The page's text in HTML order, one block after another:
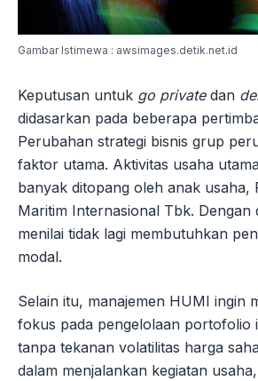
Gambar Istimewa : awsimages.detik.net.id
Keputusan untuk go privatedan
didasarkan pada beberapa
Perubahan strategi bisnis grup
faktor utama. Aktivitas usaha
banyak ditopang oleh anak usaha,
Maritim Internasional Tbk. Dengan
menilai tidak lagi membutuhkan
modal.
Selain itu, manajemen HUMI ingin
fokus pada pengelolaan portofolio
tanpa tekanan volatilitas harga
dalam menjalankan kegiatan